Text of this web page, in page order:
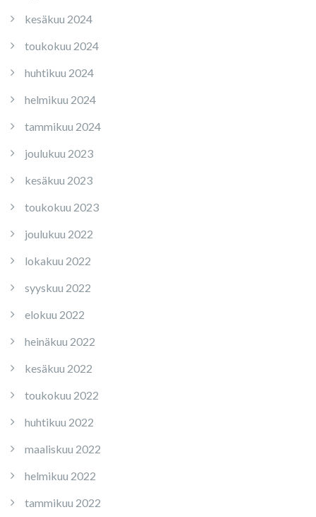
kesäkuu 2024
toukokuu 2024
huhtikuu 2024
helmikuu 2024
tammikuu 2024
joulukuu 2023
kesäkuu 2023
toukokuu 2023
joulukuu 2022
lokakuu 2022
syyskuu 2022
elokuu 2022
heinäkuu 2022
kesäkuu 2022
toukokuu 2022
huhtikuu 2022
maaliskuu 2022
helmikuu 2022
tammikuu 2022